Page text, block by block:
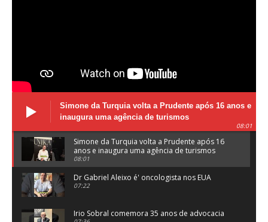
Simone da Turquia volta a Prudente após 16 anos e
inaugura uma agência de turismos
08:01
Simone da Turquia volta a Prudente após 16
anos e inaugura uma agência de turismos
08:01
Dr Gabriel Aleixo é' oncologista nos EUA
07:22
Irio Sobral comemora 35 anos de advocacia